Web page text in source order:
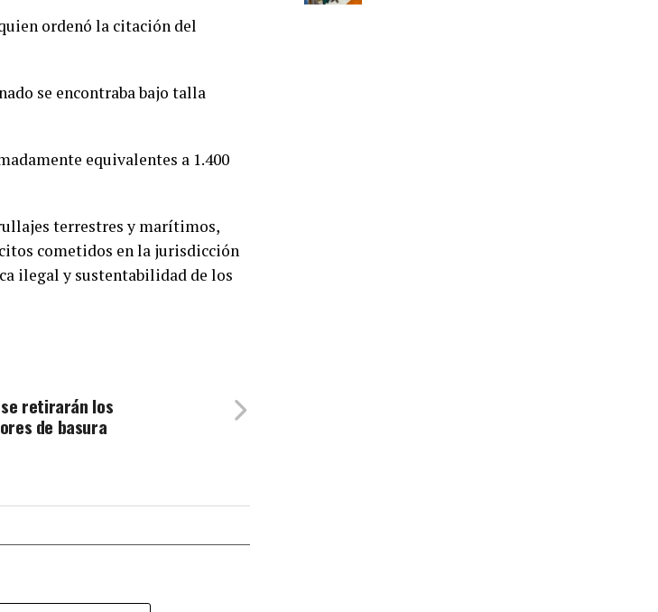
ordenó la citación del
se encontraba bajo talla
equivalentes a 1.400
terrestres y marítimos,
cometidos en la jurisdicción
ilegal y sustentabilidad de los
se retirarán los
de basura